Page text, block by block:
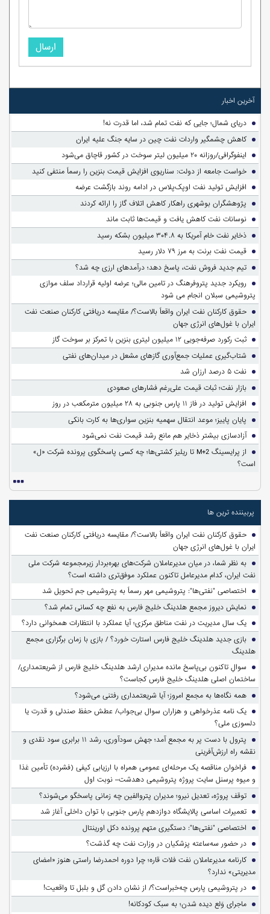
ارسال
آخرین اخبار
دریای شمال؛ جایی که نفت تمام شد، اما قدرت نه!
کاهش چشمگیر واردات نفت چین در سایه جنگ علیه ایران
اینفوگرافی/روزانه ۲۰ میلیون لیتر سوخت در کشور قاچاق می‌شود
خواست جامعه از دولت: سناریوی افزایش قیمت بنزین را رسماً منتفی کنید
افزایش تولید نفت اوپک‌پلاس در ادامه روند بازگشت عرضه
پژوهشگران بوشهری راهکار کاهش اتلاف گاز را ارائه کردند
نوسانات نفت کاهش یافت و قیمت‌ها ثابت ماند
ذخایر نفت خام آمریکا به ۳۰۴.۸ میلیون بشکه رسید
قیمت نفت برنت به مرز ۷۹ دلار رسید
تیم جدید فروش نفت، پاسخ دهد؛ درآمدهای ارزی چه شد؟
رویکرد جدید پتروفرهنگ در تامین مالی؛ عرضه اولیه قرارداد سلف موازی
پتروشیمی سبلان انجام می شود
حقوق کارکنان نفت ایران واقعاً بالاست؟/ مقایسه دریافتی کارکنان صنعت نفت
ایران با غول‌های انرژی جهان
ثبت رکورد صرفه‌جویی ۱۲ میلیون لیتری بنزین با تمرکز بر سوخت گاز
شتاب‌گیری عملیات جمع‌آوری گازهای مشعل در میدان‌های نفتی
نفت ۵ درصد ارزان شد
بازار نفت؛ ثبات قیمت علی‌رغم فشارهای صعودی
افزایش تولید در فاز ۱۱ پارس جنوبی به ۲۸ میلیون مترمکعب در روز
پایان پاییز؛ موعد انتقال سهمیه بنزین سواری‌ها به کارت بانکی
آزادسازی بیشتر ذخایر هم مانع رشد قیمت نفت نمی‌شود
از پرایسینگ M+2 تا ریلیز کشتی‌ها؛ چه کسی پاسخگوی پرونده شرکت «ل»
است؟
پربیننده ترین ها
حقوق کارکنان نفت ایران واقعاً بالاست؟/ مقایسه دریافتی کارکنان صنعت نفت
ایران با غول‌های انرژی جهان
به نظر شما، در میان مدیرعاملان شرکت‌های بهره‌بردار زیرمجموعه شرکت ملی
نفت ایران، کدام مدیرعامل تاکنون عملکرد موفق‌تری داشته است؟
اختصاصی "نفتی‌ها": پتروشیمی مهر رسماً به پتروشیمی جم تحویل شد
نمایش دیروز مجمع هلدینگ خلیج فارس به نفع چه کسانی تمام شد؟
یک سال مدیریت در نفت مناطق مرکزی؛ آیا عملکرد با انتظارات همخوانی دارد؟
بازی جدید هلدینگ خلیج فارس استارت خورد؟ / بازی با زمان برگزاری مجمع
هلدینگ
سوالِ تاکنون بی‌پاسخ مانده مدیران ارشد هلدینگ خلیج فارس از شریعتمداری/
ساختمان اصلی هلدینگ خلیج فارس کجاست؟
همه نگاه‌ها به مجمع امروز؛ آیا شریعتمداری رفتنی می‌شود؟
یک نامه عذرخواهی و هزاران سوال بی‌جواب/ عطش حفظ صندلی و قدرت یا
دلسوزی ملی؟
پترول با دست پر به مجمع آمد؛ جهش سودآوری، رشد ۱۱ برابری سود نقدی و
نقشه راه ارزش‌آفرینی
فراخوان مناقصه یک مرحله‌ای عمومی همراه با ارزیابی کیفی (فشرده) تأمین غذا
و میوه پرسنل سایت پروژه پتروشیمی دهدشت– نوبت اول
توقف پروژه، تعدیل نیرو؛ مدیران پتروالفین چه زمانی پاسخگو می‌شوند؟
تعمیرات اساسی پالایشگاه دوازدهم پارس جنوبی با توان داخلی آغاز شد
اختصاصی "نفتی‌ها": دستگیری متهم پرونده دکل اورینتال
در حضور سه‌ساعته پزشکیان در وزارت نفت چه گذشت؟
کارنامه مدیرعاملان نفت فلات قاره؛ چرا دوره احمدرضا راستی هنوز «امضای
مدیریتی» ندارد؟
در پتروشیمی پارس چه‌خبراست؟/ از نشان دادن گل و بلبل تا واقعیت!
ماجرای وَلع دیده شدن؛ به سبک کودکانه!